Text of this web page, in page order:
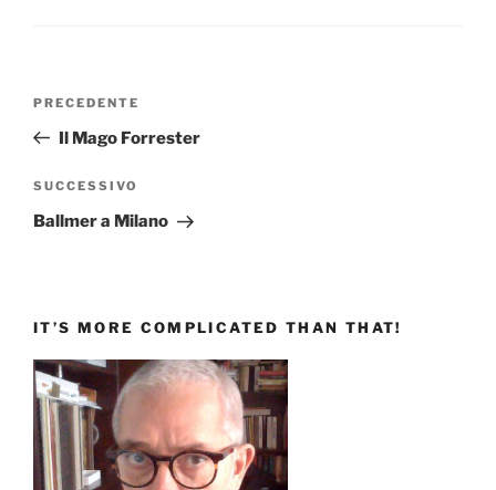
Articolo
precedente:
PRECEDENTE
Il Mago Forrester
Articolo
successivo
SUCCESSIVO
Ballmer a Milano
IT’S MORE COMPLICATED THAN THAT!